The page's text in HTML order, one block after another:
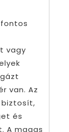
vagy
van. Az
biztosít,
és
A magas